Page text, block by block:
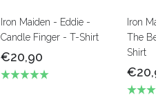
Iron Maiden - Eddie -
Candle Finger - T-Shirt
€20,90
Iron
The
Shirt